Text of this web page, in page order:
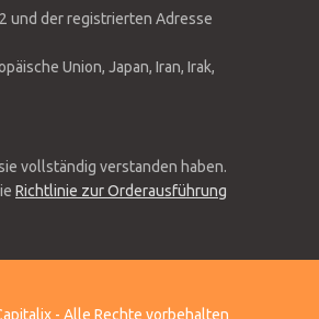
und der registrierten Adresse
Union, Japan, Iran, Irak,
vollständig verstanden haben.
Richtlinie zur Orderausführung
- Alle Rechte vorbehalten